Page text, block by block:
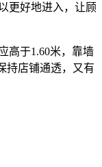
更好地进入，让顾
高于1.60米，靠墙
持店铺通透，又有